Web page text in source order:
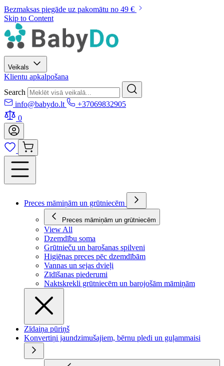
Bezmaksas piegāde uz pakomātu no 49 €
Skip to Content
Veikals
Klientu apkalpošana
Search
info@babydo.lt
+37069832905
0
Preces māmiņām un grūtniecēm
Preces māmiņām un grūtniecēm
View All
Dzemdību soma
Grūtnieču un barošanas spilveni
Higiēnas preces pēc dzemdībām
Vannas un sejas dvieļi
Zīdīšanas piederumi
Naktskrekli grūtniecēm un barojošām māmiņām
Zīdaiņa pūriņš
Konvertiņi jaundzimušajiem, bērnu pledi un guļammaisi